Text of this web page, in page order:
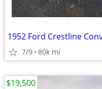
1952 Ford Crestline
7/9 80k mi
$19,500